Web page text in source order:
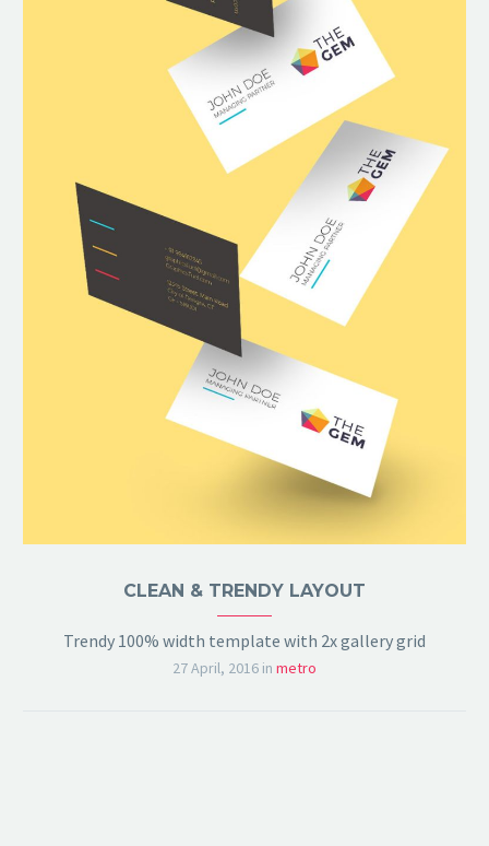
CLEAN & TRENDY LAYOUT
Trendy 100% width template with 2x gallery grid
27 April, 2016 in metro